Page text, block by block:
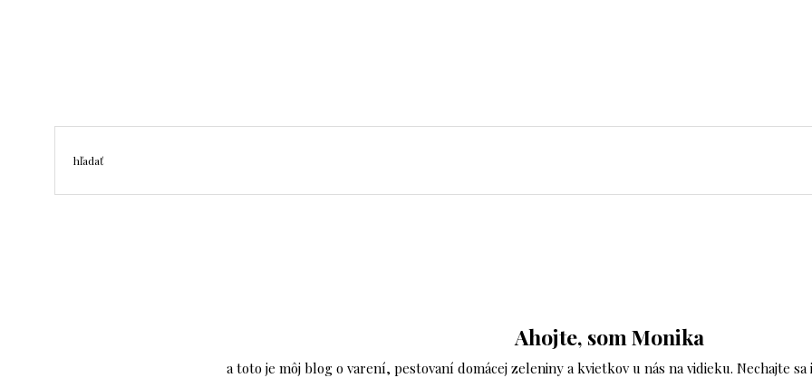
Ahojte, som Monika
a toto je môj blog o varení, pestovaní domácej zeleniny a kvietkov u nás na vidieku. Nechajte